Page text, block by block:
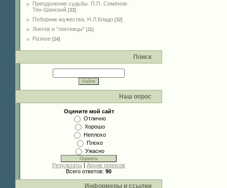
Преодоление судьбы. П.П. Семёнов-
Тян-Шанский [33]
Поборник мужества. Н.Л.Кладо [32]
Локтев и "локтевцы" [11]
Разное [24]
Поиск
Наш опрос
Оцените мой сайт
Отлично
Хорошо
Неплохо
Плохо
Ужасно
Результаты | Архив опросов
Всего ответов: 90
Информеры и ссылки